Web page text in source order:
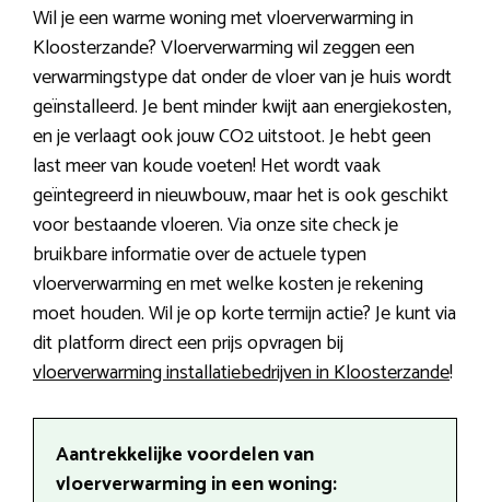
Wil je een warme woning met vloerverwarming in
Kloosterzande? Vloerverwarming wil zeggen een
verwarmingstype dat onder de vloer van je huis wordt
geïnstalleerd. Je bent minder kwijt aan energiekosten,
en je verlaagt ook jouw CO2 uitstoot. Je hebt geen
last meer van koude voeten! Het wordt vaak
geïntegreerd in nieuwbouw, maar het is ook geschikt
voor bestaande vloeren. Via onze site check je
bruikbare informatie over de actuele typen
vloerverwarming en met welke kosten je rekening
moet houden. Wil je op korte termijn actie? Je kunt via
dit platform direct een prijs opvragen bij
vloerverwarming installatiebedrijven in Kloosterzande!
Aantrekkelijke voordelen van
vloerverwarming in een woning: